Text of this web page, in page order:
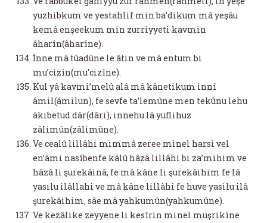
yuzhibkum ve yestahlif min ba’dikum mâ yeşâu
kemâ enşeekum min zurriyyeti kavmin
âharîn(âharîne).
İnne mâ tûadûne le âtin ve mâ entum bi
mu’cizîn(mu’cizîne).
Kul yâ kavmi’melû alâ mâ kânetikum innî
âmil(âmilun), fe sevfe ta’lemûne men tekûnu lehu
âkıbetud dâr(dâri), innehu lâ yuflihuz
zâlimûn(zâlimûne).
Ve cealû lillâhi mimmâ zeree minel harsi vel
en’âmi nasîbenfe kâlû hâzâ lillâhi bi za’mihim ve
hâzâ li şurekâinâ, fe mâ kâne li şurekâihim fe lâ
yasılu ilâllahi ve mâ kâne lillâhi fe huve yasilu ilâ
şurekâihim, sâe mâ yahkumûn(yahkumûne).
Ve kezâlike zeyyene li kesîrin minel muşrikîne